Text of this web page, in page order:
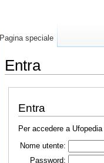
Entra
Entra
Per accedere a
Nome utente:
Password:
Pagina speciale